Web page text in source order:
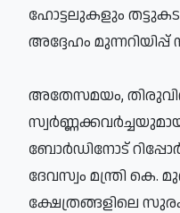
ഹോട്ടലുകളും
അദ്ദേഹം
അതേസമയം,
ബോര്‍ഡിനോട്
ദേവസ്വം മന്ത്രി
ക്ഷേത്രങ്ങളിലെ